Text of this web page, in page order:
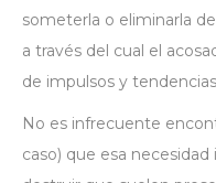
someterla o eliminarla
a través del cual el
de impulsos y tendencias
No es infrecuente
caso) que esa